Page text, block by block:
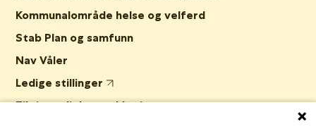
Kommunalområde helse og velferd
Stab Plan og samfunn
Nav Våler
Ledige stillinger
Tilgjengelighetserklæring